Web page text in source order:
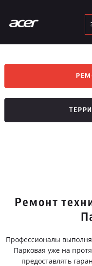
Ремонт
Профессионалы
Парковая уже на
предоставлять